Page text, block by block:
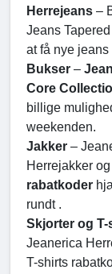
Herrejeans –
Jeans
at få nye
Bukser –
Core
billige
weekenden.
Jakker –
Herrejakker
rabatkoder
rundt .
Skjorter og
Jeanerica
T-shirts